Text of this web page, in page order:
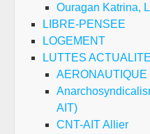
Ouragan Katrina,
LIBRE-PENSEE
LOGEMENT
LUTTES
AERONAUTIQUE
AIT)
CNT-AIT Allier